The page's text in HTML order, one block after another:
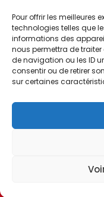
Pour offrir les meilleures
technologies telles que
informations des
nous permettra de
de navigation ou les ID
consentir ou de retirer
sur certaines
LE TOUR
Site conçu,